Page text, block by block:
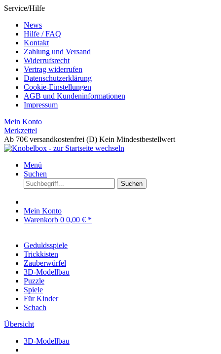
Service/Hilfe
News
Hilfe / FAQ
Kontakt
Zahlung und Versand
Widerrufsrecht
Vertrag widerrufen
Datenschutzerklärung
Cookie-Einstellungen
AGB und Kundeninformationen
Impressum
Mein Konto
Merkzettel
Ab 70€ versandkostenfrei (D) Kein Mindestbestellwert
Menü
Suchen
Suchen
Mein Konto
Warenkorb 0 0,00 € *
Geduldsspiele
Trickkisten
Zauberwürfel
3D-Modellbau
Puzzle
Spiele
Für Kinder
Schach
Übersicht
3D-Modellbau